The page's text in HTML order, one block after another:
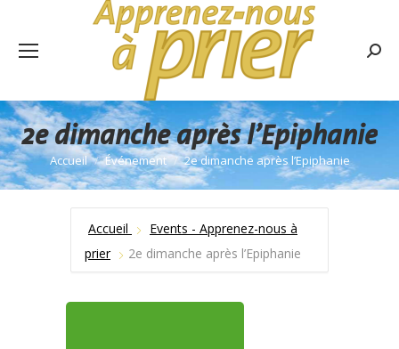
2e dimanche après l’Epiphanie
Vous êtes ici :
Accueil Événement 2e dimanche après l’Epiphanie
Accueil
Events - Apprenez-nous à
prier
2e dimanche après l’Epiphanie